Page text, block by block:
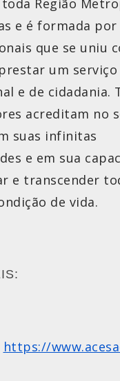
e é formada
que se uniu
um
e de cidadania.
acreditam no
suas infinitas
e em sua
e transcender
de vida.
https://